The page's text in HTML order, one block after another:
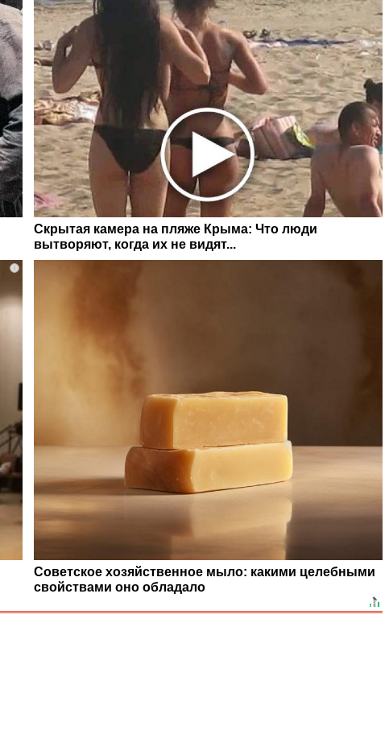
Скрытая камера на пляже Крыма: Что люди
вытворяют, когда их не видят...
i
Советское хозяйственное мыло: какими целебными
свойствами оно обладало